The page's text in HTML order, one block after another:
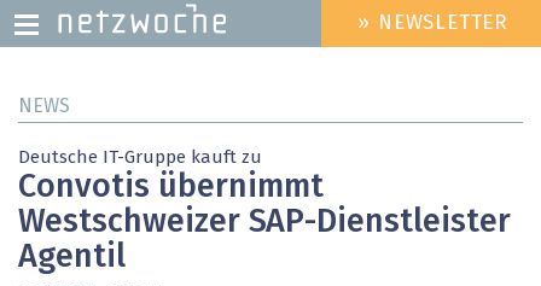
zum
HEADER
MENU
» NEWSLETTER
NEWS
Deutsche IT-Gruppe kauft zu
Convotis übernimmt
Westschweizer SAP-Dienstleister
Agentil